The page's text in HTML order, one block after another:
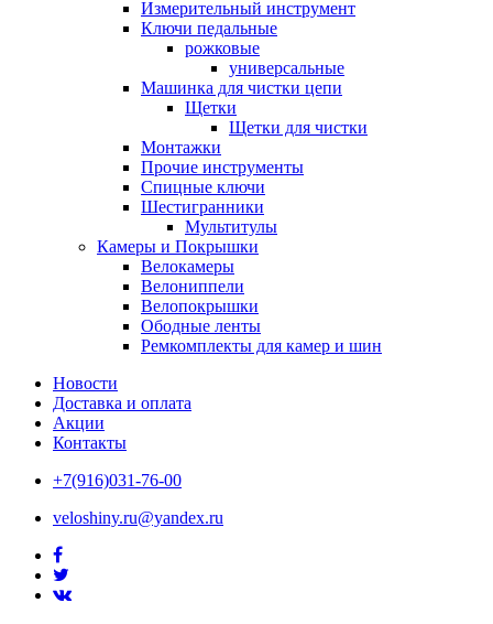
Измерительный инструмент
Ключи педальные
рожковые
универсальные
Машинка для чистки цепи
Щетки
Щетки для чистки
Монтажки
Прочие инструменты
Спицные ключи
Шестигранники
Мультитулы
Камеры и Покрышки
Велокамеры
Велониппели
Велопокрышки
Ободные ленты
Ремкомплекты для камер и шин
Новости
Доставка и оплата
Акции
Контакты
+7(916)031-76-00
veloshiny.ru@yandex.ru